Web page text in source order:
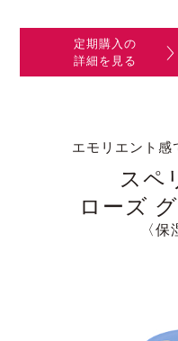
定期購入の
詳細を見る
エモリエント感
スペ
ローズ
〈保